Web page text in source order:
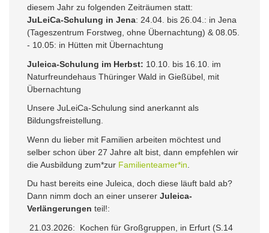
diesem Jahr zu folgenden Zeiträumen statt:
JuLeiCa-Schulung in Jena: 24.04. bis 26.04.: in Jena
(Tageszentrum Forstweg, ohne Übernachtung) & 08.05.
- 10.05: in Hütten mit Übernachtung
Juleica-Schulung im Herbst: 10.10. bis 16.10. im
Naturfreundehaus Thüringer Wald in Gießübel, mit
Übernachtung
Unsere JuLeiCa-Schulung sind anerkannt als
Bildungsfreistellung.
Wenn du lieber mit Familien arbeiten möchtest und
selber schon über 27 Jahre alt bist, dann empfehlen wir
die Ausbildung zum*zur Familienteamer*in
Du hast bereits eine Juleica, doch diese läuft bald ab?
Dann nimm doch an einer unserer Juleica-
Verlängerungen teil!:
21.03.2026: Kochen für Großgruppen, in Erfurt (S.14